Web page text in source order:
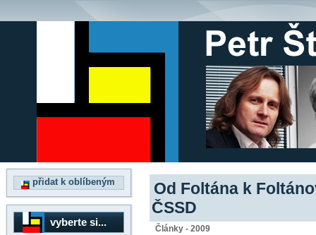
přidat k oblíbeným
vyberte si...
Od Foltána k
ČSSD
Články - 2009